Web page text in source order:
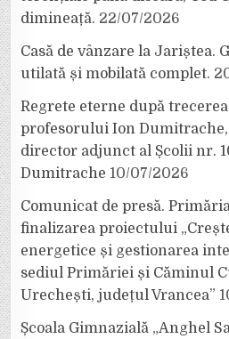
dimineață. 22/07/2026
Casă de vânzare la Jariștea.
utilată și mobilată complet.
Regrete eterne după
profesorului Ion
director adjunct al Școlii nr.
Dumitrache 10/07/2026
Comunicat de presă.
finalizarea proiectului
energetice și gestionarea
sediul Primăriei și Căminul
Urechești, județul Vrancea”
Școala Gimnazială „Anghel